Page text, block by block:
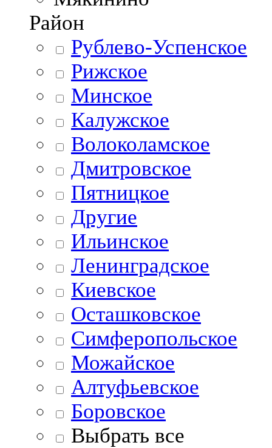
Район
Рублево-Успенское
Рижское
Минское
Калужское
Волоколамское
Дмитровское
Пятницкое
Другие
Ильинское
Ленинградское
Киевское
Осташковское
Симферопольское
Можайское
Алтуфьевское
Боровское
Выбрать все